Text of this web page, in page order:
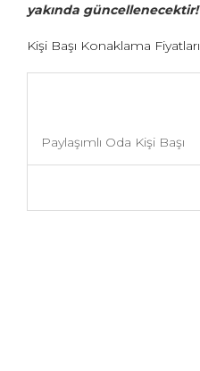
yakında güncellenecektir!
Kişi Başı Konaklama Fiyatları
Paylaşımlı Oda Kişi Başı